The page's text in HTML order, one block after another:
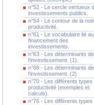
n°52 - Le cercle vertueux
investissements publics.
n°54 - Le contour de la
productivité.
n°61 - Le vocabulaire lié au
financement des
investissements.
n°63 - Les déterminants de
l'investissement. (1).
n°68 - Les déterminants de
l'investissement. (2)
n°70 - Les différents types
productivité (exemples et
calculs).
n°76 - Les différents types